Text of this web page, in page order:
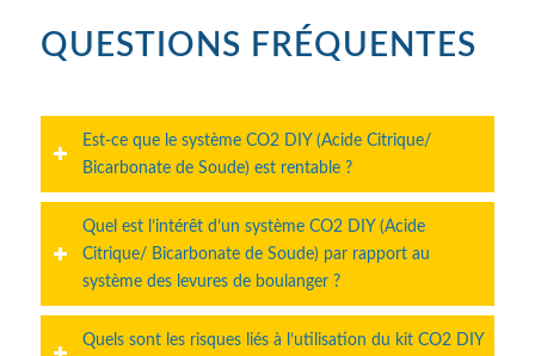
QUESTIONS FRÉQUENTES
Est-ce que le système CO2 DIY (Acide Citrique/
Bicarbonate de Soude) est rentable ?
Quel est l’intérêt d’un système CO2 DIY (Acide
Citrique/ Bicarbonate de Soude) par rapport au
système des levures de boulanger ?
Quels sont les risques liés à l’utilisation du kit CO2 DIY